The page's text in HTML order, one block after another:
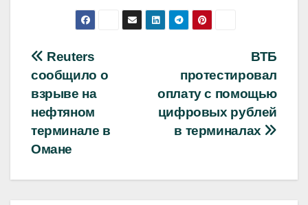
Навигация
по
записям
ВТБ
протестировал
оплату с помощью
цифровых рублей
в терминалах
Reuters
сообщило о
взрыве на
нефтяном
терминале в
Омане